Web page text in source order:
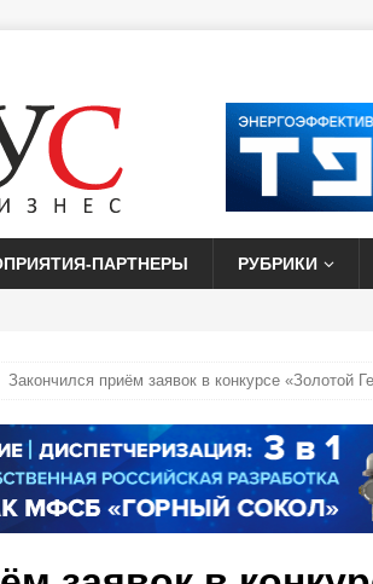
ПАРТНЕРЫ РУБРИКИ
Закончился приём заявок в конкурсе «Золотой